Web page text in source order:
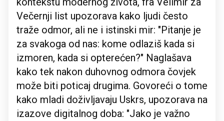
Večernji list upozorava kako ljudi često
traže odmor, ali ne i istinski mir: "Pitanje je
za svakoga od nas: kome odlaziš kada si
izmoren, kada si opterećen?" Naglašava
kako tek nakon duhovnog odmora čovjek
može biti poticaj drugima. Govoreći o tome
kako mladi doživljavaju Uskrs, upozorava na
izazove digitalnog doba: "Jako je važno